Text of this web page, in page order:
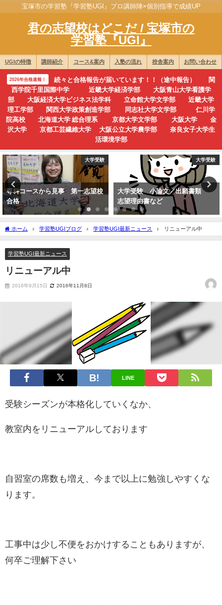
宝塚市の学習塾『学習塾UGI』プロ講師陣×個別指導で成績UP
君の志望校はどこだ / 宝塚市の
学習塾『UGI』
UGIの特徴 講師紹介 コース&案内 入塾の流れ 校舎案内 お問い合わせ
2026年合格速報！
続々と合格報告が届いています！！（途中報告） 関
西学院千里国際中学 近畿大学経済学部 大阪青山大学看護学
部 大阪経済大学ビジネス法学科 立命館大学文学部 近畿大学
理工学部 関西大学政策創造学部 同志社大学文学部 仁川学
院高校 北海道大学 総合理系 京都大学文学部 大阪大学 金
沢大学 京都工芸繊維大学 大阪公立大学農学部 奈良女子大学生
活環境学部
大学受験
専科コースから見事 第一志望校
合格
大学受験
大学受験 小論文／出願書類
志望理由書など
ホーム 学習塾UGIブログ 学習塾UGI最新ニュース リニューアル中
学習塾UGI最新ニュース
リニューアル中
2016年9月15日 2016年11月8日
LINE
受験シーズンが本格化していくなか、
教室内をリニューアルしております
自習室の席数も増え、今まで以上に勉強しやすくな
ります。
工事中は少し不便をおかけすることもありますが、
何卒ご理解下さい